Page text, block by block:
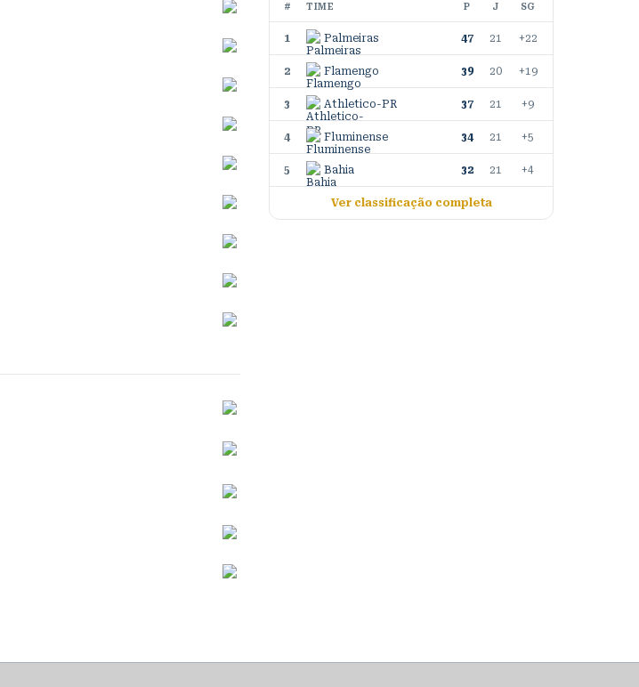
# TIME P J SG
1 Palmeiras 47 21 +22
2 Flamengo 39 20 +19
3 Athletico-PR 37 21 +9
4 Fluminense 34 21 +5
5 Bahia 32 21 +4
Ver classificação completa